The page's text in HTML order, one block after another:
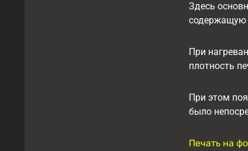
Здесь
содержащую
При
плотность
При этом
было
Печать на